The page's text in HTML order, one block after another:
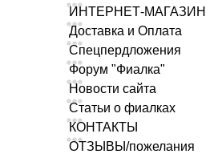
ИНТЕРНЕТ-МАГАЗИН
Доставка и Оплата
Спецпердложения
Форум "Фиалка"
Новости сайта
Статьи о фиалках
КОНТАКТЫ
ОТЗЫВЫ/пожелания